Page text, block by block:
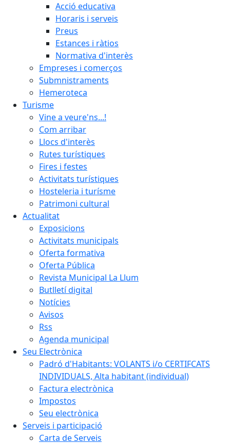
Acció educativa
Horaris i serveis
Preus
Estances i ràtios
Normativa d'interès
Empreses i comerços
Submnistraments
Hemeroteca
Turisme
Vine a veure'ns...!
Com arribar
Llocs d'interès
Rutes turístiques
Fires i festes
Activitats turístiques
Hosteleria i turísme
Patrimoni cultural
Actualitat
Exposicions
Activitats municipals
Oferta formativa
Oferta Pública
Revista Municipal La Llum
Butlletí digital
Notícies
Avisos
Rss
Agenda municipal
Seu Electrònica
Padró d'Habitants: VOLANTS i/o CERTIFCATS
INDIVIDUALS, Alta habitant (individual)
Factura electrònica
Impostos
Seu electrònica
Serveis i participació
Carta de Serveis